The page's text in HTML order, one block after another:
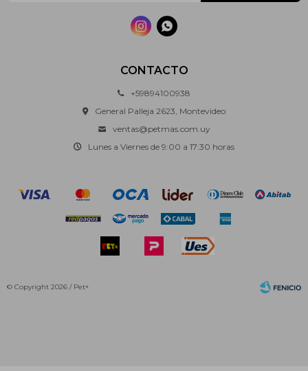
CONTACTO
+59894100938
General Palleja 2623, Montevideo
ventas@petmas.com.uy
Lunes a Viernes de 9:00 a 17:30 horas
 
© Copyright 2026 / Pet+